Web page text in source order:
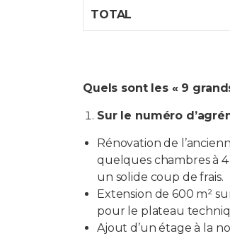
TOTAL
Quels sont les « 9
Sur le numéro
Rénovation de
quelques chambres à 4
un solide coup de frais.
Extension de 600 m²
pour le plateau
Ajout d’un étage à la